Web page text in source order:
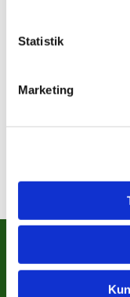
Statistik
Marketing